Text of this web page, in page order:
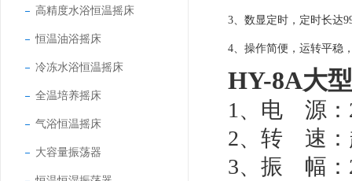
高精度水浴恒温摇床
恒温油浴摇床
冷冻水浴恒温摇床
全温培养摇床
气浴恒温摇床
大容量振荡器
3、数显定时，定时长达
4、操作简便，运转平稳
HY-8A大
1 、电 源：
2、转
速
3、振 幅：